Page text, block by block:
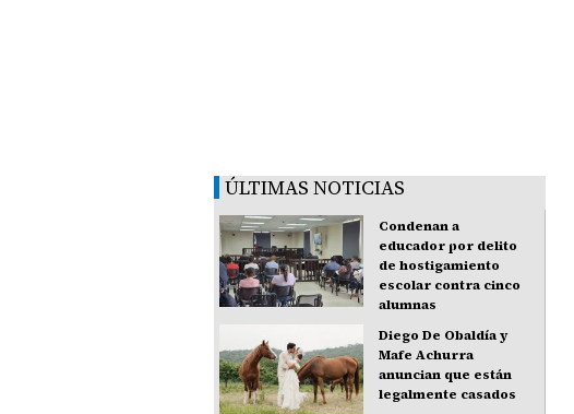
ÚLTIMAS NOTICIAS
Condenan a
educador por delito
de hostigamiento
escolar contra cinco
alumnas
Diego De Obaldía y
Mafe Achurra
anuncian que están
legalmente casados